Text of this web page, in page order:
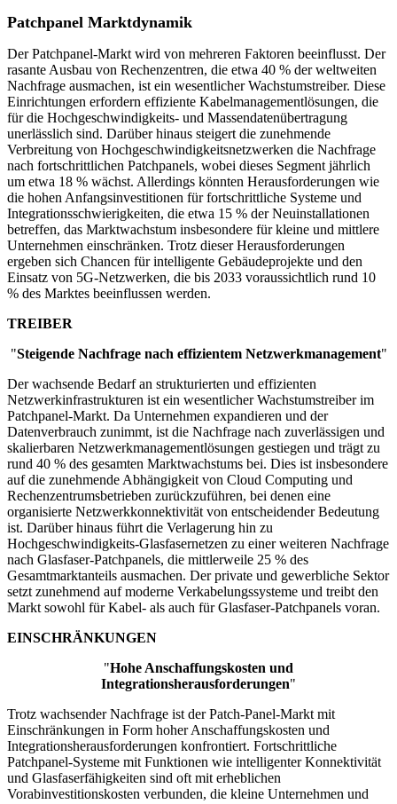
Patchpanel Marktdynamik
Der Patchpanel-Markt wird von mehreren Faktoren beeinflusst. Der
rasante Ausbau von Rechenzentren, die etwa 40 % der weltweiten
Nachfrage ausmachen, ist ein wesentlicher Wachstumstreiber. Diese
Einrichtungen erfordern effiziente Kabelmanagementlösungen, die
für die Hochgeschwindigkeits- und Massendatenübertragung
unerlässlich sind. Darüber hinaus steigert die zunehmende
Verbreitung von Hochgeschwindigkeitsnetzwerken die Nachfrage
nach fortschrittlichen Patchpanels, wobei dieses Segment jährlich
um etwa 18 % wächst. Allerdings könnten Herausforderungen wie
die hohen Anfangsinvestitionen für fortschrittliche Systeme und
Integrationsschwierigkeiten, die etwa 15 % der Neuinstallationen
betreffen, das Marktwachstum insbesondere für kleine und mittlere
Unternehmen einschränken. Trotz dieser Herausforderungen
ergeben sich Chancen für intelligente Gebäudeprojekte und den
Einsatz von 5G-Netzwerken, die bis 2033 voraussichtlich rund 10
% des Marktes beeinflussen werden.
TREIBER
"Steigende Nachfrage nach effizientem Netzwerkmanagement"
Der wachsende Bedarf an strukturierten und effizienten
Netzwerkinfrastrukturen ist ein wesentlicher Wachstumstreiber im
Patchpanel-Markt. Da Unternehmen expandieren und der
Datenverbrauch zunimmt, ist die Nachfrage nach zuverlässigen und
skalierbaren Netzwerkmanagementlösungen gestiegen und trägt zu
rund 40 % des gesamten Marktwachstums bei. Dies ist insbesondere
auf die zunehmende Abhängigkeit von Cloud Computing und
Rechenzentrumsbetrieben zurückzuführen, bei denen eine
organisierte Netzwerkkonnektivität von entscheidender Bedeutung
ist. Darüber hinaus führt die Verlagerung hin zu
Hochgeschwindigkeits-Glasfasernetzen zu einer weiteren Nachfrage
nach Glasfaser-Patchpanels, die mittlerweile 25 % des
Gesamtmarktanteils ausmachen. Der private und gewerbliche Sektor
setzt zunehmend auf moderne Verkabelungssysteme und treibt den
Markt sowohl für Kabel- als auch für Glasfaser-Patchpanels voran.
EINSCHRÄNKUNGEN
"Hohe Anschaffungskosten und
Integrationsherausforderungen"
Trotz wachsender Nachfrage ist der Patch-Panel-Markt mit
Einschränkungen in Form hoher Anschaffungskosten und
Integrationsherausforderungen konfrontiert. Fortschrittliche
Patchpanel-Systeme mit Funktionen wie intelligenter Konnektivität
und Glasfaserfähigkeiten sind oft mit erheblichen
Vorabinvestitionskosten verbunden, die kleine Unternehmen und